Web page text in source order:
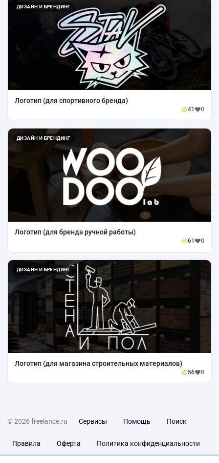
ДИЗАЙН И БРЕНДИНГ
Логотип (для спортивного бренда)
41 0
ДИЗАЙН И БРЕНДИНГ
Логотип (для бренда ручной работы)
61 0
ДИЗАЙН И БРЕНДИНГ
Логотип (для магазина строительных материалов)
56 0
© 2026 freelance.ru Сервисы Помощь Поиск
Правила Оферта Политика конфиденциальности